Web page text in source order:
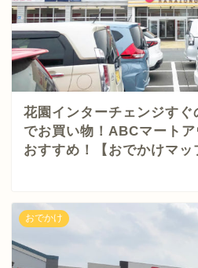
花園インターチェンジすぐ
でお買い物！ABCマート
おすすめ！【おでかけマッ
おでかけ